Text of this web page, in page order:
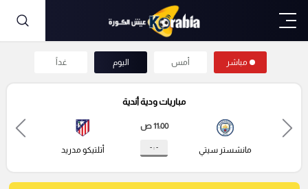
مباشر أمس اليوم غداً
مباريات ودية أندية
مانشستر سيتي
11:00 ص
- : - أتلتيكو مدريد